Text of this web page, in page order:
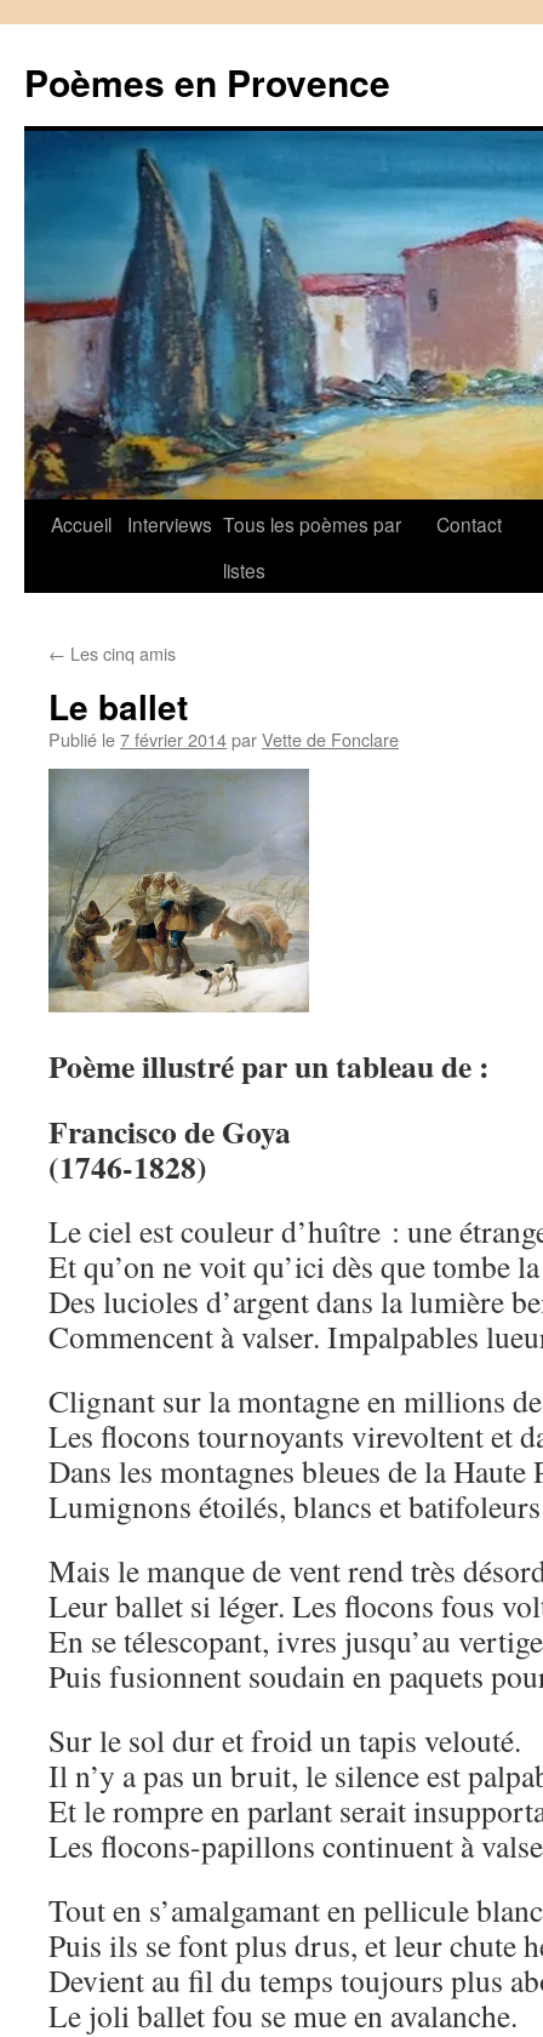
contenu
Poèmes en Provence
Accueil Interviews Tous les poèmes par
listes
Contact
← Les cinq amis
Le ballet
Publié le7 février 2014parVette de Fonclare
Poème illustré par un tableau de :
Francisco de Goya
(1746-1828)
Le ciel est couleur d’huître : une
Et qu’on ne voit qu’ici dès que tombe
Des lucioles d’argent dans la lumière
Commencent à valser. Impalpables
Clignant sur la montagne en millions
Les flocons tournoyants virevoltent et
Dans les montagnes bleues de la Haute
Lumignons étoilés, blancs et
Mais le manque de vent rend très
Leur ballet si léger. Les flocons fous
En se télescopant, ivres jusqu’au
Puis fusionnent soudain en paquets
Sur le sol dur et froid un tapis velouté.
Il n’y a pas un bruit, le silence est
Et le rompre en parlant serait
Les flocons-papillons continuent à
Tout en s’amalgamant en pellicule
Puis ils se font plus drus, et leur chute
Devient au fil du temps toujours plus
Le joli ballet fou se mue en avalanche.